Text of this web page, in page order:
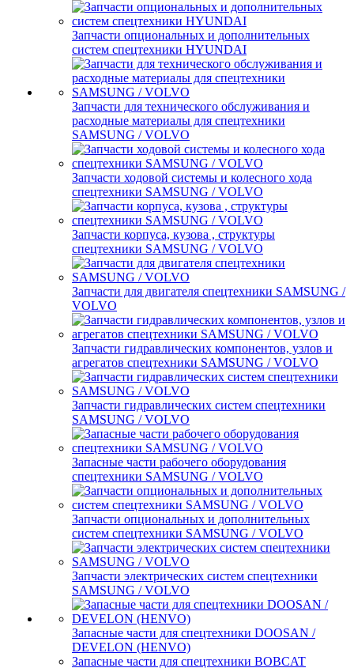
Запчасти опциональных и дополнительных
систем спецтехники HYUNDAI
Запчасти для технического обслуживания и
расходные материалы для спецтехники
SAMSUNG / VOLVO
Запчасти ходовой системы и колесного хода
спецтехники SAMSUNG / VOLVO
Запчасти корпуса, кузова , структуры
спецтехники SAMSUNG / VOLVO
Запчасти для двигателя спецтехники SAMSUNG /
VOLVO
Запчасти гидравлических компонентов, узлов и
агрегатов спецтехники SAMSUNG / VOLVO
Запчасти гидравлических систем спецтехники
SAMSUNG / VOLVO
Запасные части рабочего оборудования
спецтехники SAMSUNG / VOLVO
Запчасти опциональных и дополнительных
систем спецтехники SAMSUNG / VOLVO
Запчасти электрических систем спецтехники
SAMSUNG / VOLVO
Запасные части для спецтехники DOOSAN /
DEVELON (HENVO)
Запасные части для спецтехники BOBCAT